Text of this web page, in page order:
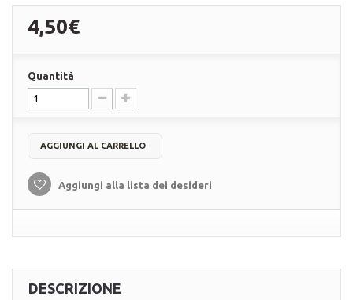
4,50€
Quantità
AGGIUNGI AL CARRELLO
Aggiungi alla lista dei desideri
DESCRIZIONE